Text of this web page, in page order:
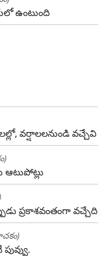
ఉంటుంది
వర్షాలలనుండి వచ్చేవి
ఆటుపోట్లు
ప్రకాశవంతంగా వచ్చేది